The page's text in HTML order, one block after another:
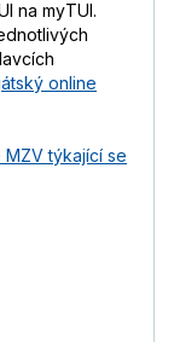
na myTUI.
online
týkající se